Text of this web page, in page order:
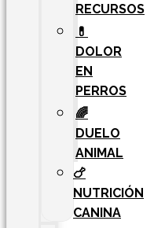
RECURSOS
💊
DOLOR
EN
PERROS
🌈
DUELO
ANIMAL
🍗
NUTRICIÓN
CANINA